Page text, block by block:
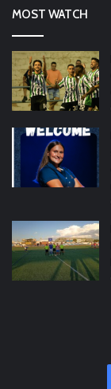
MOST WATCH